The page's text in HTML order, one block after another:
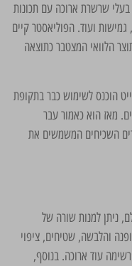
שרשרת ארוכה עם תכונות
גמישות ועוד. הפוליאסטר קיים
הלוואי המצטבר כתוצאה
הוכנס לשימוש כבר בתקופת
מאז הוא כאמור עבר
השכיחים המשמשים את
ניתן למנות שורה של
והלבשה, שטיחים, ציפוי
עוד ארוכה. בנוסף,